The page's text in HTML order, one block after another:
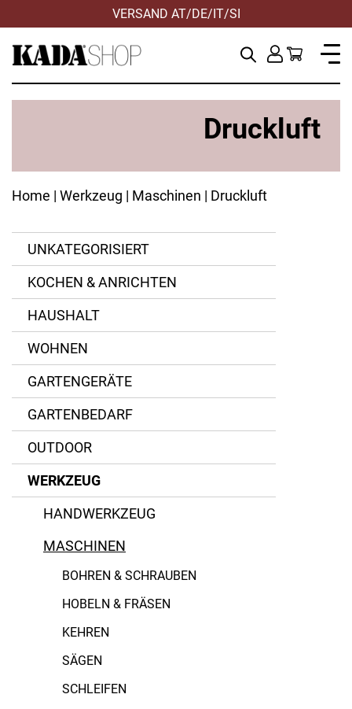
VERSAND AT/DE/IT/SI
Druckluft
Home | Werkzeug | Maschinen | Druckluft
UNKATEGORISIERT
KOCHEN & ANRICHTEN
HAUSHALT
WOHNEN
GARTENGERÄTE
GARTENBEDARF
OUTDOOR
WERKZEUG
HANDWERKZEUG
MASCHINEN
BOHREN & SCHRAUBEN
HOBELN & FRÄSEN
KEHREN
SÄGEN
SCHLEIFEN
Aircraft
Beta
HM Müllner
ANWENDEN